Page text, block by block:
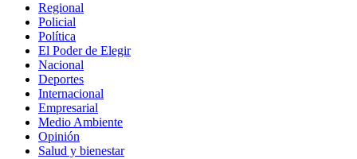
Regional
Policial
Política
El Poder de Elegir
Nacional
Deportes
Internacional
Empresarial
Medio Ambiente
Opinión
Salud y bienestar